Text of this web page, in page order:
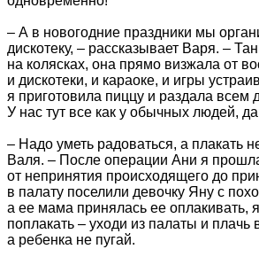
– А в новогодние праздники мы
дискотеку, – рассказывает Варя. –
на колясках, она прямо визжала от
и дискотеки, и караоке, и игры
я приготовила пиццу и раздала всем
У нас тут все как у обычных людей,
– Надо уметь радоваться, а плакать
Валя. – После операции Ани я
от непринятия происходящего до
в палату поселили девочку Яну с
а ее мама принялась ее оплакивать,
поплакать – уходи из палаты и плачь
а ребенка не пугай.